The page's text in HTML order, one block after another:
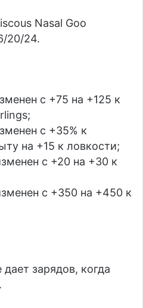
Nasal Goo
20/24.
с +75 на +125 к
с +35% к
на +15 к ловкости;
с +20 на +30 к
с +350 на +450 к
зарядов, когда